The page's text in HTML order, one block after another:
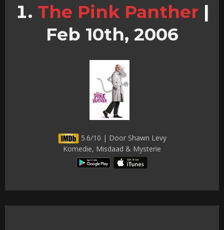
The Pink Panther |
Feb 10th, 2006
5.6/10 | Door Shawn Levy
Komedie, Misdaad & Mysterie